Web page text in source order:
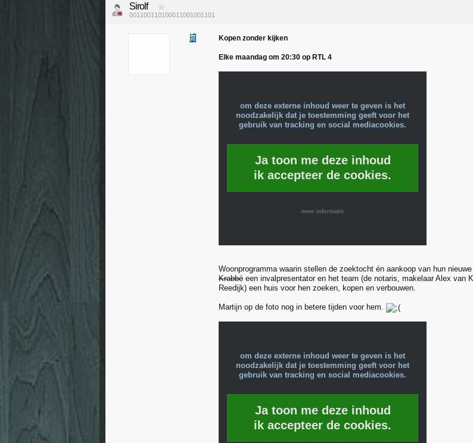
Sirolf
001100110100011001001101
Kopen zonder kijken
Elke maandag om 20:30 op RTL 4
om deze externe inhoud weer te geven is het
noodzakelijk dat je toestemming geeft voor het
gebruik van tracking en social mediacookies.
Ja toon me deze inhoud
ik accepteer de cookies.
meer informatie
Woonprogramma waarin stellen de zoektocht én aankoop van hun
Krabbé een invalpresentator en het team (de notaris, makelaar Alex van
Reedijk) een huis voor hen zoeken, kopen en verbouwen.
Martijn op de foto nog in betere tijden voor hem.
om deze externe inhoud weer te geven is het
noodzakelijk dat je toestemming geeft voor het
gebruik van tracking en social mediacookies.
Ja toon me deze inhoud
ik accepteer de cookies.